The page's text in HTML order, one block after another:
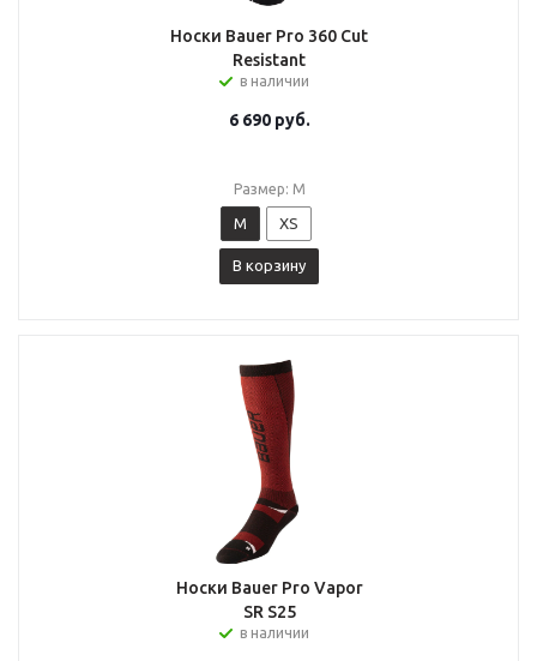
Носки Bauer Pro 360 Cut
Resistant
в наличии
6 690руб.
Размер: M
M XS
В корзину
Носки Bauer Pro Vapor
SR S25
в наличии